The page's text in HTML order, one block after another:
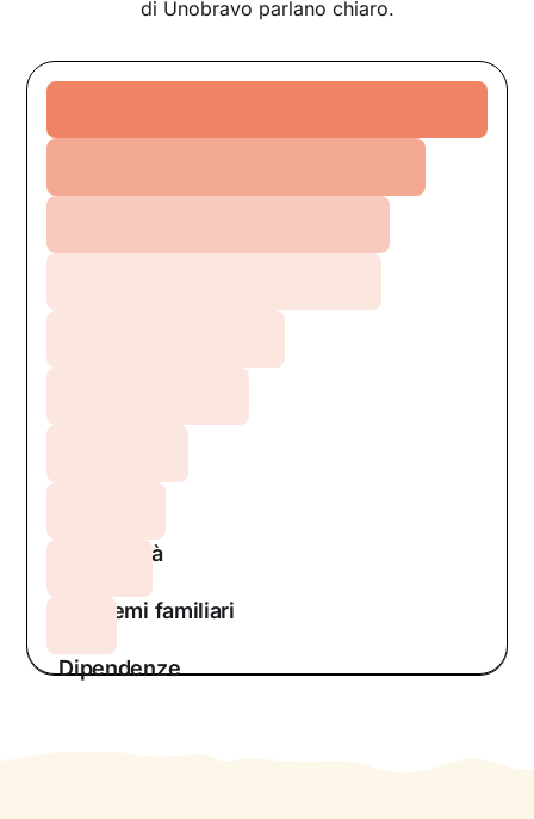
di Unobravo parlano chiaro.
Sessualità
Problemi familiari
Dipendenze